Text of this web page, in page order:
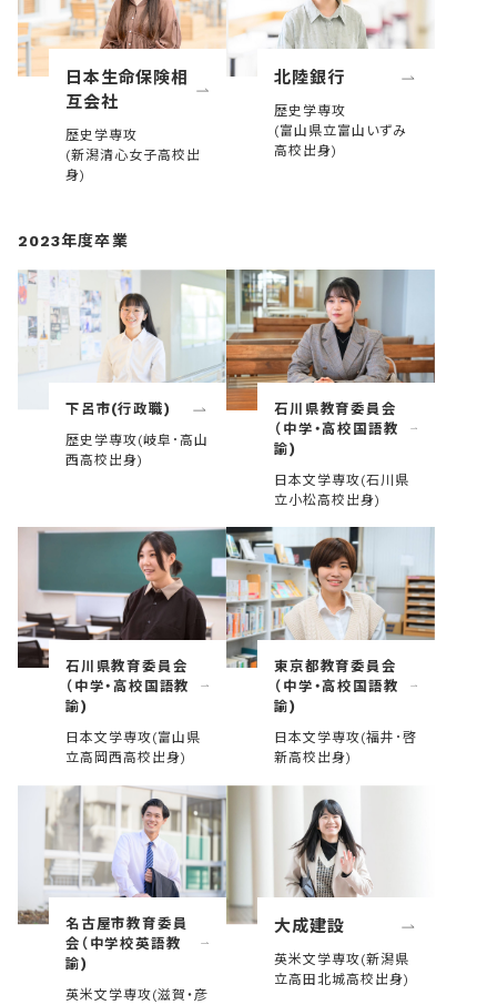
日本生命保険相
互会社
歴史学専攻
(新潟清心女子高校出
身)
北陸銀行
歴史学専攻
(富山県立富山いずみ
高校出身)
2023年度卒業
下呂市(行政職)
歴史学専攻(岐阜･高山
西高校出身)
石川県教育委員会
（中学・高校国語教
諭)
日本文学専攻(石川県
立小松高校出身)
石川県教育委員会
（中学・高校国語教
諭)
日本文学専攻(富山県
立高岡西高校出身)
東京都教育委員会
（中学・高校国語教
諭)
日本文学専攻(福井･啓
新高校出身)
名古屋市教育委員
会（中学校英語教
諭)
英米文学専攻(滋賀・彦
大成建設
英米文学専攻(新潟県
立高田北城高校出身)